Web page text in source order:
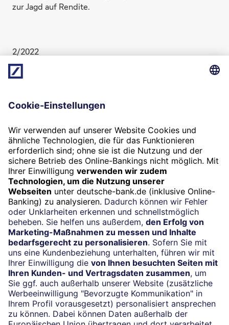
zur Jagd auf Rendite.
2/2022
Chefredaktion: Bastian Frien und Boris Karkowski
(verantwortlich im Sinne des Presserechts). Autor:
Meinung des Herausgebers (Deutsche Bank AG)
wieder.
Termin
Beratung vereinbaren
24/7-Kundenservice
(069) 910-100 61